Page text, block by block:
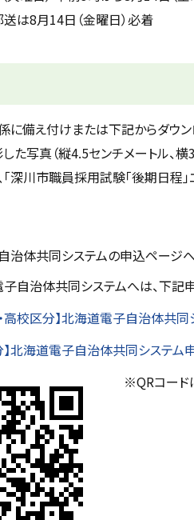
は8月14日（金曜日）必着
備え付けまたは下記からダウン
た写真（縦4.5センチメートル、横
深川市職員採用試験「後期日程」
治体共同システムの申込ページ
自治体共同システムへは、下記
・高校区分】北海道電子自治体共
】北海道電子自治体共同システム
※QRコード